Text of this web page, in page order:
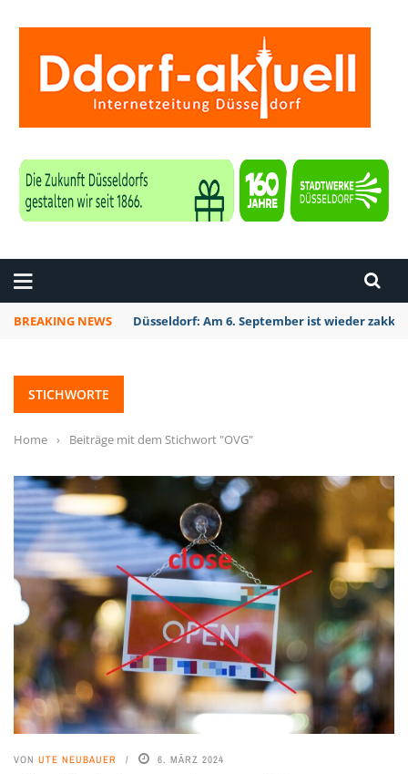
BREAKING NEWS Düsseldorf: Am 6. September ist wieder zakk
STICHWORTE
Home › Beiträge mit dem Stichwort "OVG"
VON UTE NEUBAUER 6. MÄRZ 2024